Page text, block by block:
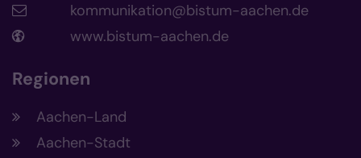
kommunikation@bistum-aachen.de
www.bistum-aachen.de
Regionen
Aachen-Land
Aachen-Stadt